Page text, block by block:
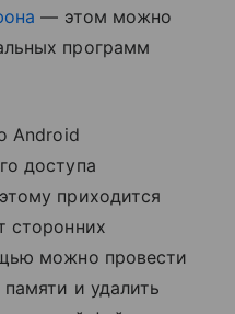
— этом можно
программ
Android
доступа
приходится
сторонних
можно провести
и удалить